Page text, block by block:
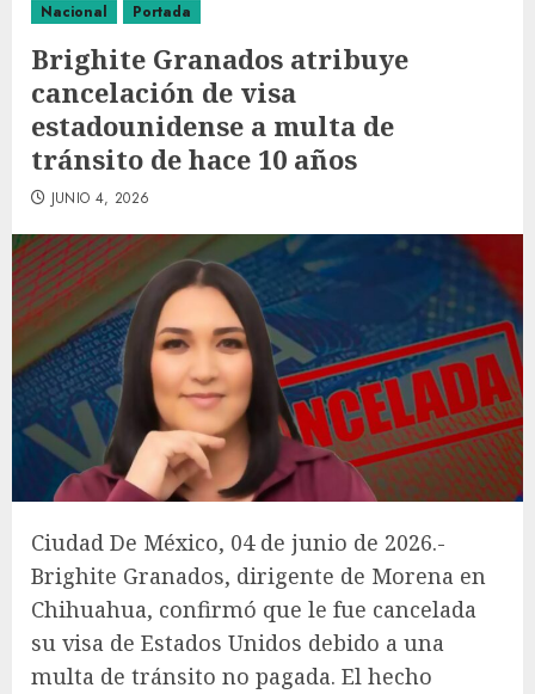
Nacional Portada
Brighite Granados atribuye
cancelación de visa
estadounidense a multa de
tránsito de hace 10 años
JUNIO 4, 2026
Ciudad De México, 04 de junio de 2026.-
Brighite Granados, dirigente de Morena en
Chihuahua, confirmó que le fue cancelada
su visa de Estados Unidos debido a una
multa de tránsito no pagada. El hecho